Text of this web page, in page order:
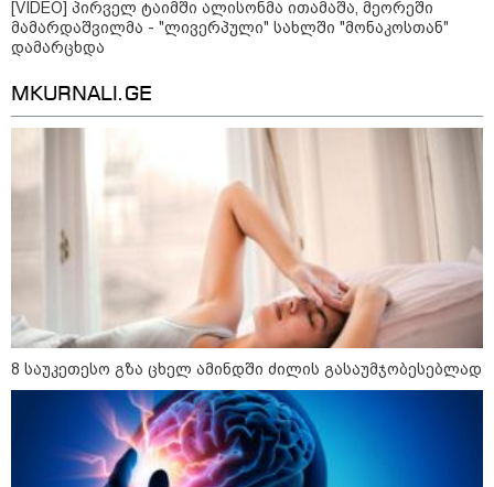
ეკისრება ბიძინა ივანიშვილს და
ნათია თურნავას
სამართალი
[VIDEO] პირველ ტაიმში ალისონმა ითამაშა, მეორეში
მამარდაშვილმა - "ლივერპული" სახლში "მონაკოსთან"
დამარცხდა
MKURNALI.GE
8 საუკეთესო გზა ცხელ ამინდში ძილის გასაუმჯობესებლად